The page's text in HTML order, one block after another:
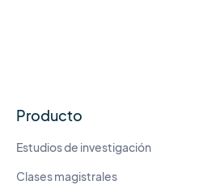
Producto
Estudios de investigación
Clases magistrales